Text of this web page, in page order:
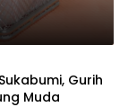
Gurih
Muda